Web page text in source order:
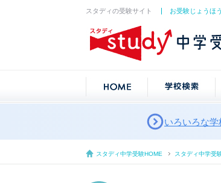
スタディの受験サイト お受験じょうほう
いろいろな
スタディ中学受験HOME スタディ中学受